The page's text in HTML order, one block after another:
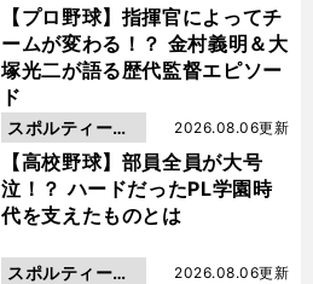
【プロ野球】指揮官によってチ
ームが変わる！？ 金村義明＆大
塚光二が語る歴代監督エピソー
ド
動画
【高校野球】部員全員が大号
泣！？ ハードだったPL学園時
代を支えたものとは
2026.08.06更新
スポルティーバ
動画
2026.08.06更新
スポルティーバ